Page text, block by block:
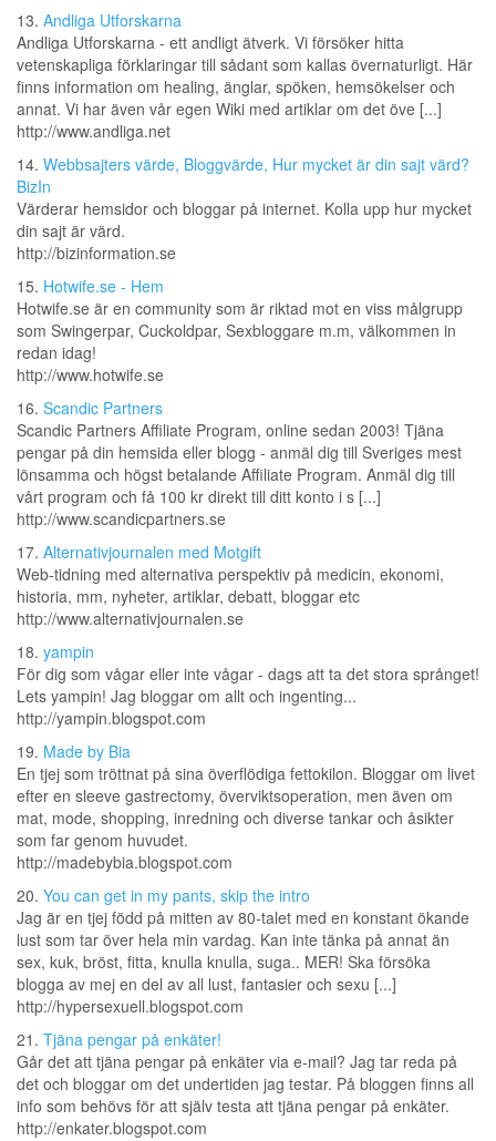
13. Andliga Utforskarna
Andliga Utforskarna - ett andligt ätverk. Vi försöker hitta
vetenskapliga förklaringar till sådant som kallas övernaturligt. Här
finns information om healing, änglar, spöken, hemsökelser och
annat. Vi har även vår egen Wiki med artiklar om det öve [...]
http://www.andliga.net
14. Webbsajters värde, Bloggvärde, Hur mycket är din sajt värd?
BizIn
Värderar hemsidor och bloggar på internet. Kolla upp hur mycket
din sajt är värd.
http://bizinformation.se
15. Hotwife.se - Hem
Hotwife.se är en community som är riktad mot en viss målgrupp
som Swingerpar, Cuckoldpar, Sexbloggare m.m, välkommen in
redan idag!
http://www.hotwife.se
16. Scandic Partners
Scandic Partners Affiliate Program, online sedan 2003! Tjäna
pengar på din hemsida eller blogg - anmäl dig till Sveriges mest
lönsamma och högst betalande Affiliate Program. Anmäl dig till
vårt program och få 100 kr direkt till ditt konto i s [...]
http://www.scandicpartners.se
17. Alternativjournalen med Motgift
Web-tidning med alternativa perspektiv på medicin, ekonomi,
historia, mm, nyheter, artiklar, debatt, bloggar etc
http://www.alternativjournalen.se
18. yampin
För dig som vågar eller inte vågar - dags att ta det stora språnget!
Lets yampin! Jag bloggar om allt och ingenting...
http://yampin.blogspot.com
19. Made by Bia
En tjej som tröttnat på sina överflödiga fettokilon. Bloggar om livet
efter en sleeve gastrectomy, överviktsoperation, men även om
mat, mode, shopping, inredning och diverse tankar och åsikter
som far genom huvudet.
http://madebybia.blogspot.com
20. You can get in my pants, skip the intro
Jag är en tjej född på mitten av 80-talet med en konstant ökande
lust som tar över hela min vardag. Kan inte tänka på annat än
sex, kuk, bröst, fitta, knulla knulla, suga.. MER! Ska försöka
blogga av mej en del av all lust, fantasier och sexu [...]
http://hypersexuell.blogspot.com
21. Tjäna pengar på enkäter!
Går det att tjäna pengar på enkäter via e-mail? Jag tar reda på
det och bloggar om det undertiden jag testar. På bloggen finns all
info som behövs för att själv testa att tjäna pengar på enkäter.
http://enkater.blogspot.com